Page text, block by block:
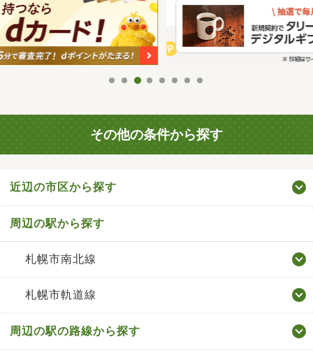
その他の条件から探す
近辺の市区から探す
周辺の駅から探す
札幌市南北線
札幌市軌道線
周辺の駅の路線から探す